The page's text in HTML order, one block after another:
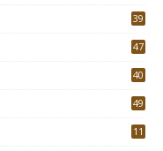
39
47
40
49
11